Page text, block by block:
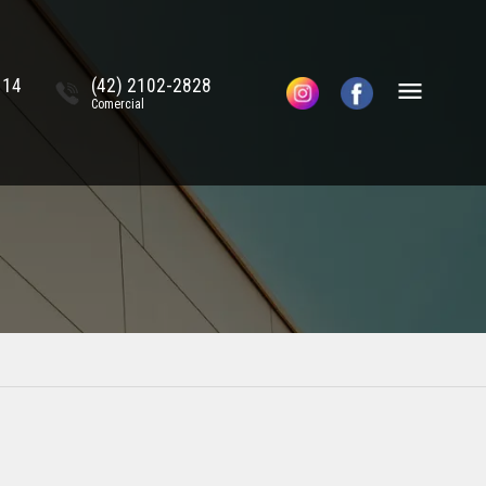
(42) 2102-2828
Comercial